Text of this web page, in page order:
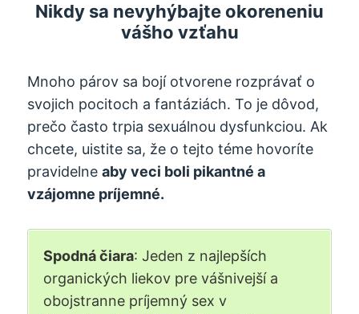
Nikdy sa nevyhýbajte okoreneniu
vášho vzťahu
Mnoho párov sa bojí otvorene rozprávať o
svojich pocitoch a fantáziách. To je dôvod,
prečo často trpia sexuálnou dysfunkciou. Ak
chcete, uistite sa, že o tejto téme hovoríte
pravidelneaby veci boli pikantné a
vzájomne príjemné.
Spodná čiara: Jeden z najlepších
organických liekov pre vášnivejší a
obojstranne príjemný sex v